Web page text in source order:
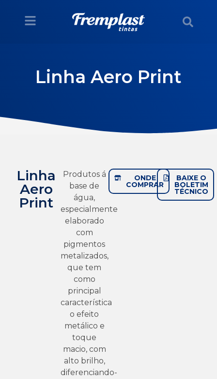
Linha Aero Print
Linha
Aero
Print
Produtos á
base de
água,
especialmente
elaborado
com
pigmentos
metalizados,
que tem
como
principal
característica
o efeito
metálico e
toque
macio, com
alto brilho,
diferenciando-
ONDE
COMPRAR
BAIXE O
BOLETIM
TÉCNICO